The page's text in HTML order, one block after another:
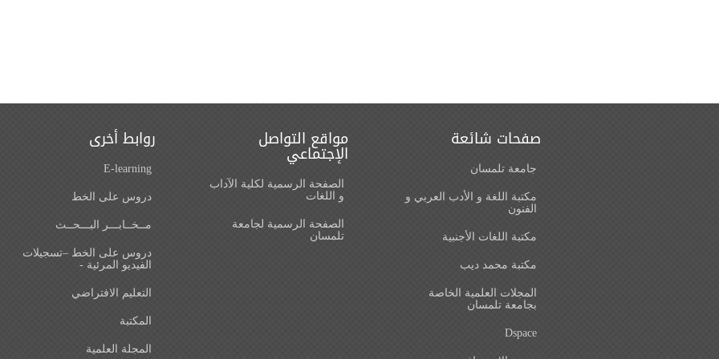
روابط أخرى
E-learning
دروس على الخط
مــخــابـــر البـــحــث
دروس على الخط –تسجيلات
الفيديو المرئية -
التعليم الافتراضي
المكتبة
المجلة العلمية
مواقع التواصل
الإجتماعي
الصفحة الرسمية لكلية الآداب
و اللغات‎
الصفحة الرسمية لجامعة
تلمسان
صفحات شائعة
جامعة تلمسان
مكتبة اللغة و الأدب العربي و
الفنون
مكتبة اللغات الأجنبية
مكتبة محمد ديب
المجلات العلمية الخاصة
بجامعة تلمسان
Dspace